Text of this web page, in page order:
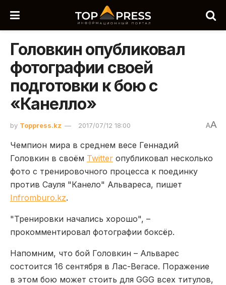
Головкин опубликовал
фотографии своей
подготовки к бою с
«Канелло»
by Toppress.kz 2017/07/12 18:00 AA
Чемпион мира в среднем весе Геннадий
Головкин в своём Twitter опубликовал несколько
фото с тренировочного процесса к поединку
против Сауля "Канело" Альвареса, пишет
Infromburo.kz.
"Тренировки начались хорошо", –
прокомментировал фотографии боксёр.
Напомним, что бой Головкин – Альварес
состоится 16 сентября в Лас-Вегасе. Поражение
в этом бою может стоить для GGG всех титулов,